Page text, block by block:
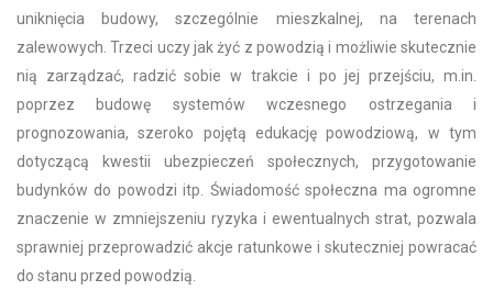
uniknięcia budowy, szczególnie mieszkalnej, na terenach
zalewowych. Trzeci uczy jak żyć z powodzią i możliwie skutecznie
nią zarządzać, radzić sobie w trakcie i po jej przejściu, m.in.
poprzez budowę systemów wczesnego ostrzegania i
prognozowania, szeroko pojętą edukację powodziową, w tym
dotyczącą kwestii ubezpieczeń społecznych, przygotowanie
budynków do powodzi itp. Świadomość społeczna ma ogromne
znaczenie w zmniejszeniu ryzyka i ewentualnych strat, pozwala
sprawniej przeprowadzić akcje ratunkowe i skuteczniej powracać
do stanu przed powodzią.